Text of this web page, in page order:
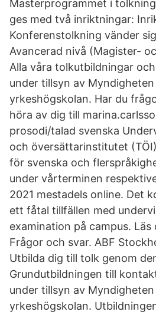
Masterprogrammet i
ges med två inriktningar:
Konferenstolkning vänder
Avancerad nivå (Magister-
Alla våra tolkutbildningar
under tillsyn av
yrkeshögskolan. Har du
höra av dig till
prosodi/talad svenska
och översättarinstitutet
för svenska och
under vårterminen
2021 mestadels online. Det
ett fåtal tillfällen med
examination på campus. Läs
Frågor och svar. ABF
Utbilda dig till tolk genom
Grundutbildningen till
under tillsyn av
yrkeshögskolan.